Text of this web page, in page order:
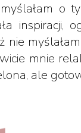
o
inspiracji,
nie
mnie
ale